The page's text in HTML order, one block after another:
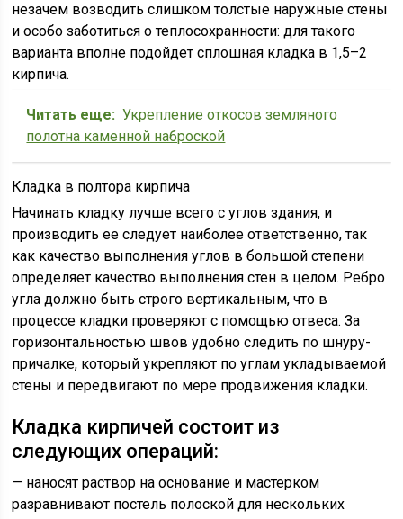
незачем возводить слишком толстые наружные стены
и особо заботиться о теплосохранности: для такого
варианта вполне подойдет сплошная кладка в 1,5–2
кирпича.
Читать еще: Укрепление откосов земляного
полотна каменной наброской
Кладка в полтора кирпича
Начинать кладку лучше всего с углов здания, и
производить ее следует наиболее ответственно, так
как качество выполнения углов в большой степени
определяет качество выполнения стен в целом. Ребро
угла должно быть строго вертикальным, что в
процессе кладки проверяют с помощью отвеса. За
горизонтальностью швов удобно следить по шнуру-
причалке, который укрепляют по углам укладываемой
стены и передвигают по мере продвижения кладки.
Кладка кирпичей состоит из
следующих операций:
— наносят раствор на основание и мастерком
разравнивают постель полоской для нескольких